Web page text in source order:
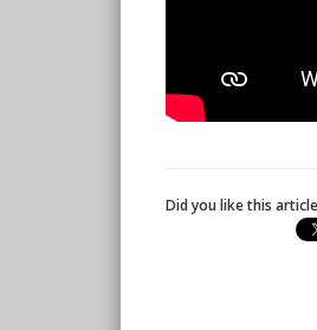
Did you like this